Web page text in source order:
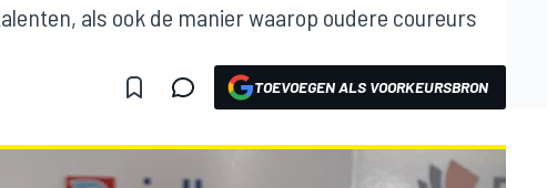
als ook de manier waarop oudere coureurs
TOEVOEGEN ALS VOORKEURSBRON